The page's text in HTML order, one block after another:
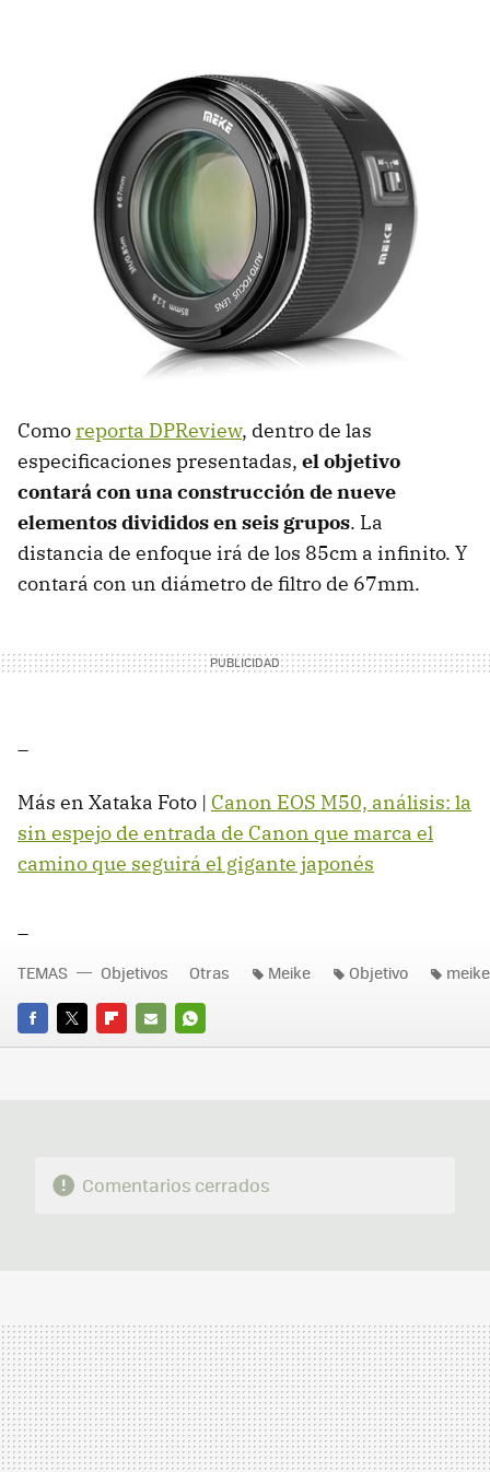
Como reporta DPReview, dentro de las
especificaciones presentadas, el objetivo
contará con una construcción de nueve
elementos divididos en seis grupos. La
distancia de enfoque irá de los 85cm a infinito. Y
contará con un diámetro de filtro de 67mm.
Más en Xataka Foto | Canon EOS M50, análisis: la
sin espejo de entrada de Canon que marca el
camino que seguirá el gigante japonés
FACEBOOK
TWITTERFLIPBOARD
E-
WHATSAPP
TEMAS Objetivos Otras Meike Objetivo
Comentarios cerrados